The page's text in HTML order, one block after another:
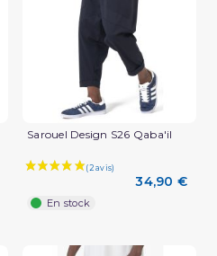
Sarouel Design S26 Qaba'il
34,90 €
En stock